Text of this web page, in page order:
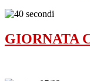
GIORNATA